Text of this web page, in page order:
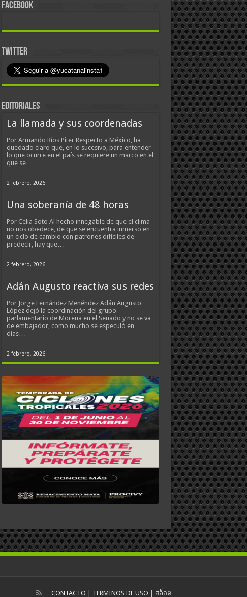
FACEBOOK
TWITTER
EDITORIALES
La llamada y sus coordenadas
Por Armando Ríos Piter Respecto a México, ha
quedado claro que, en lo sucesivo, para entender
lo que ocurre en el país se requiere un marco en el
que se…
2 febrero, 2026
Una soberanía de 48 horas
Por Celia Soto Al hecho innegable de que el clima
no nos obedece, de que se encuentra inmerso en
un ciclo de cambio con patrones difíciles de
predecir, hay que…
2 febrero, 2026
Adán Augusto reactiva sus redes
Por Jorge Fernández Menéndez Adán Augusto
López dejó la coordinación del grupo
parlamentario de Morena en el Senado y no se va
de embajador, como mucho se especuló en
días…
2 febrero, 2026
CONTACTO TERMINOS DE USO สล็อต